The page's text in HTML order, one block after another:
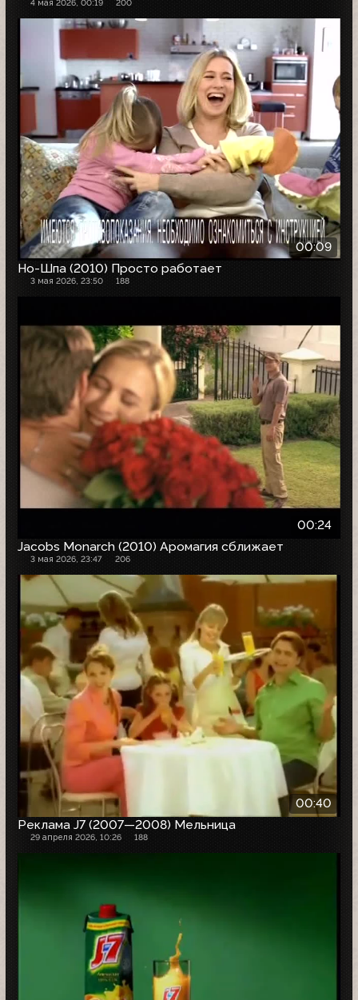
4 мая 2026, 00:19 200
00:09
Но-Шпа (2010) Просто работает
3 мая 2026, 23:50 188
00:24
Jacobs Monarch (2010) Аромагия сближает
3 мая 2026, 23:47 206
00:40
Реклама J7 (2007—2008) Мельница
29 апреля 2026, 10:26 188